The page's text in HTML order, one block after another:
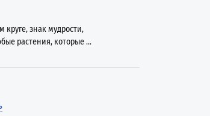
знак мудрости,
растения, которые ...